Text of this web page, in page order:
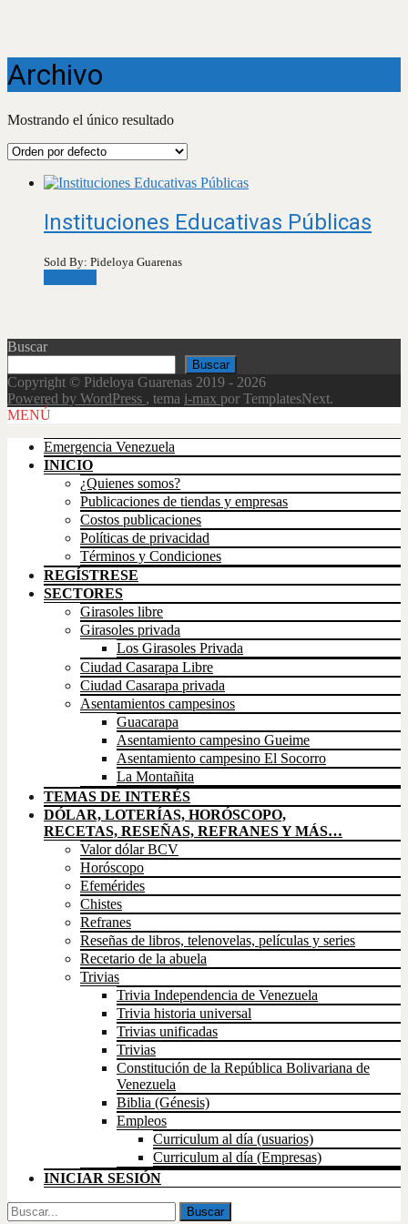
Archivo
Mostrando el único resultado
Instituciones Educativas Públicas
Sold By: Pideloya Guarenas
Buscar
Buscar
Copyright © Pideloya Guarenas 2019 - 2026
Powered by WordPress , tema i-max por TemplatesNext.
Scroll
MENÚ
Emergencia Venezuela
INICIO
¿Quienes somos?
Publicaciones de tiendas y empresas
Costos publicaciones
Políticas de privacidad
Términos y Condiciones
REGÍSTRESE
SECTORES
Girasoles libre
Girasoles privada
Los Girasoles Privada
Ciudad Casarapa Libre
Ciudad Casarapa privada
Asentamientos campesinos
Guacarapa
Asentamiento campesino Gueime
Asentamiento campesino El Socorro
La Montañita
TEMAS DE INTERÉS
DÓLAR, LOTERÍAS, HORÓSCOPO,
RECETAS, RESEÑAS, REFRANES Y MÁS…
Valor dólar BCV
Horóscopo
Efemérides
Chistes
Refranes
Reseñas de libros, telenovelas, películas y series
Recetario de la abuela
Trivias
Trivia Independencia de Venezuela
Trivia historia universal
Trivias unificadas
Trivias
Constitución de la República Bolivariana de
Venezuela
Biblia (Génesis)
Empleos
Curriculum al día (usuarios)
Curriculum al día (Empresas)
INICIAR SESIÓN
Buscar